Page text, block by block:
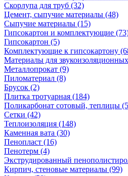
Скорлупа для труб (32)
Цемент, сыпучие материалы (48)
Сыпучие материалы (15)
Гипсокартон и комплектующие
Гипсокартон (5)
Комплектующие к гипсокартону
Материалы для
Металлопрокат (9)
Пиломатериал (8)
Брусок (2)
Плитка тротуарная (184)
Поликарбонат сотовый, теплицы
Сетки (42)
Теплоизоляция (148)
Каменная вата (30)
Пенопласт (16)
Пенотерм (4)
Экструдированный
Кирпич, стеновые материалы (99)